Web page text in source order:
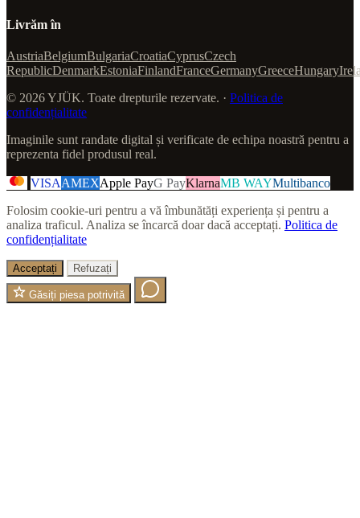
Livrăm în
AustriaBelgiumBulgariaCroatiaCyprusCzech
RepublicDenmarkEstoniaFinlandFranceGermanyGreeceHungary
© 2026 YJÜK. Toate drepturile rezervate. · Politica de
confidențialitate
Imaginile sunt randate digital și verificate de echipa noastră pentru a
reprezenta fidel produsul real.
VISAAMEXApple PayG PayKlarnaMB WAYMultibanco
Folosim cookie-uri pentru a vă îmbunătăți experiența și pentru a
analiza traficul. Analiza se încarcă doar dacă acceptați. Politica de
confidențialitate
Acceptați Refuzați
Găsiți piesa potrivită